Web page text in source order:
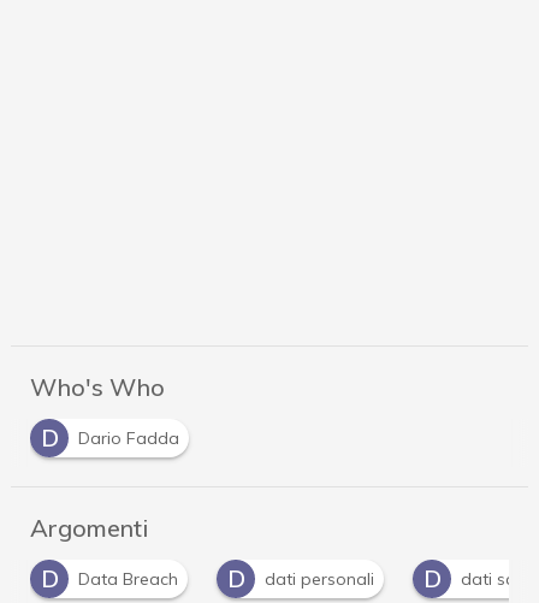
Who's Who
D
Dario Fadda
Argomenti
D
Data Breach D dati personali D dati